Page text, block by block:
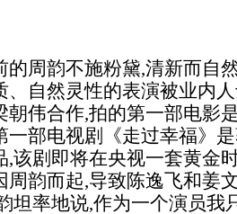
韵不施粉黛,清新而自然
、自然灵性的表演被业内
朝伟合作,拍的第一部电影
一部电视剧《走过幸福》
,该剧即将在央视一套黄金
周韵而起,导致陈逸飞和姜
坦率地说,作为一个演员我